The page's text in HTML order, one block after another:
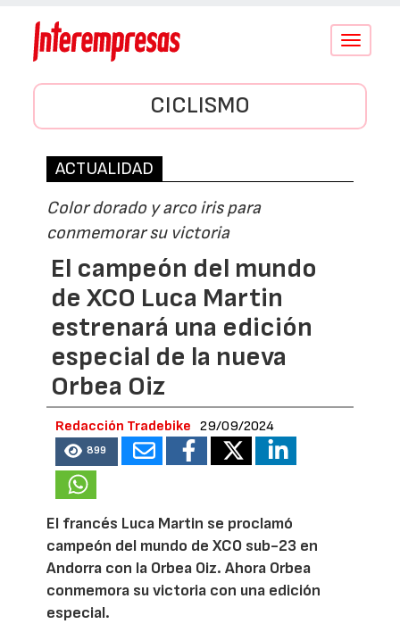
Conmutar
CICLISMO
ACTUALIDAD
Color dorado y arco iris para
conmemorar su victoria
El campeón del mundo
de XCO Luca Martin
estrenará una edición
especial de la nueva
Orbea Oiz
Redacción Tradebike 29/09/2024
899
El francés Luca Martin se proclamó
campeón del mundo de XCO sub-23 en
Andorra con la Orbea Oiz. Ahora Orbea
conmemora su victoria con una edición
especial.